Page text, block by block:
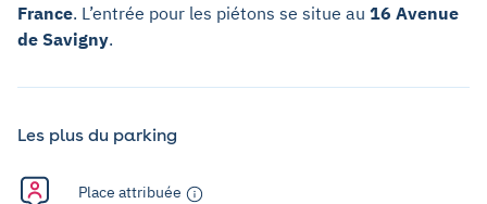
France. L’entrée pour les piétons se situe au 16 Avenue
de Savigny.
Les plus du parking
Place attribuée